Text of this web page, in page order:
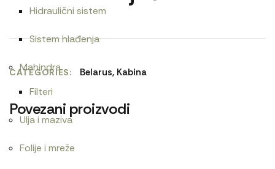
Hidraulični sistem
Sistem hlađenja
Mahindra
Filteri
Ulja i maziva
Folije i mreže
CATEGORIES Belarus, Kabina
Povezani proizvodi